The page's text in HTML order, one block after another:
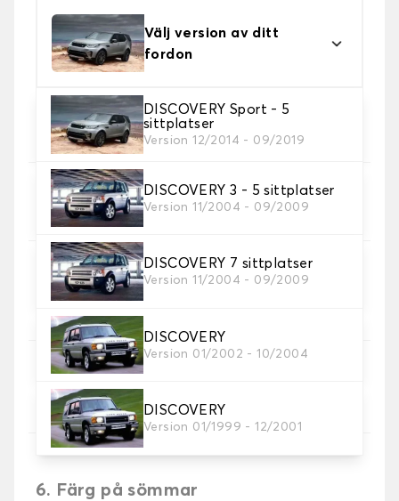
Välj version av ditt
fordon
DISCOVERY Sport - 5
sittplatser
Version 12/2014 - 09/2019
DISCOVERY 3 - 5 sittplatser
Version 11/2004 - 09/2009
DISCOVERY 7 sittplatser
Version 11/2004 - 09/2009
DISCOVERY
Version 01/2002 - 10/2004
DISCOVERY
Version 01/1999 - 12/2001
2. Material
Välj material för din bilmatta.
3. uppsättning av mattor
Välj det antal bilmattor du behöver.
4. Färger på mattor
Välj färg på din matta bil.
5. Sömmar material
Välj material för sömmar.
6. Färg på sömmar